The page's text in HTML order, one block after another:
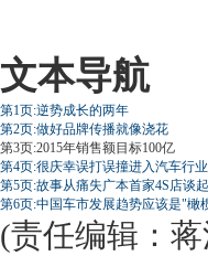
文本导航
第1页:逆势成长的两年
第2页:做好品牌传播就像浇花
第3页:2015年销售额目标100亿
第4页:很庆幸误打误撞进入汽车行业
第5页:故事从痛失广本首家4S店谈起
第6页:中国车市发展趋势应该是"橄
(责任编辑：